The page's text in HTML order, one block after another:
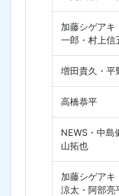
加藤シゲアキ
一郎・村上信
増田貴久・平
高橋恭平
NEWS・中島
山拓也
加藤シゲアキ
涼太・阿部亮